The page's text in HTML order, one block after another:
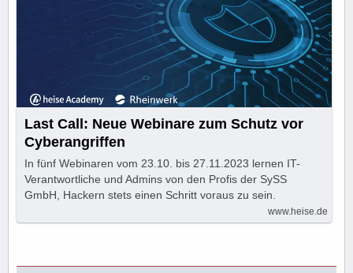
Last Call: Neue Webinare zum Schutz vor
Cyberangriffen
In fünf Webinaren vom 23.10. bis 27.11.2023 lernen IT-
Verantwortliche und Admins von den Profis der SySS
GmbH, Hackern stets einen Schritt voraus zu sein.
www.heise.de